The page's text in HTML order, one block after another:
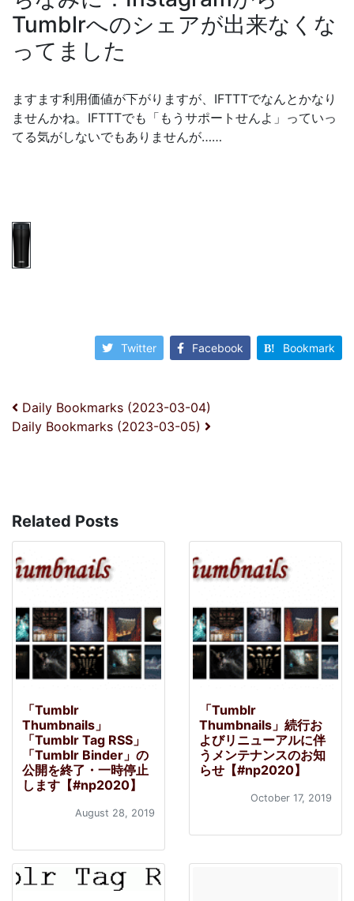
Tumblrへのシェアが出来なくな
ってました
ますます利用価値が下がりますが、IFTTTでなんとかなり
ませんかね。IFTTTでも「もうサポートせんよ」っていっ
てる気がしないでもありませんが……
Twitter Facebook Bookmark
投稿ナビゲーション
Daily Bookmarks (2023-03-04)
Daily Bookmarks (2023-03-05)
Related Posts
「Tumblr
Thumbnails」
「Tumblr Tag RSS」
「Tumblr Binder」の
公開を終了・一時停止
します【#np2020】
August 28, 2019
「Tumblr
Thumbnails」続行お
よびリニューアルに伴
うメンテナンスのお知
らせ【#np2020】
October 17, 2019